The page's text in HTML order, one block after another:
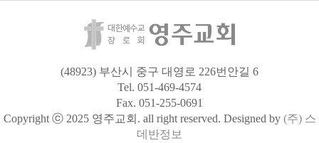
(48923) 부산시 중구 대영로 226번안길 6
Tel. 051-469-4574
Fax. 051-255-0691
Copyright ⓒ 2025 영주교회. all right reserved. Designed by (주) 스
데반정보